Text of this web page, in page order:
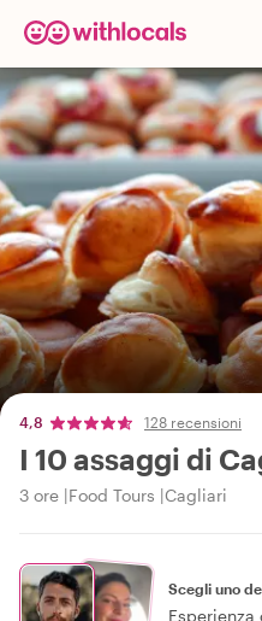
4,8 128 recensioni
I 10 assaggi di
3 ore Food Tours Cagliari
Scegli uno
Esperienza